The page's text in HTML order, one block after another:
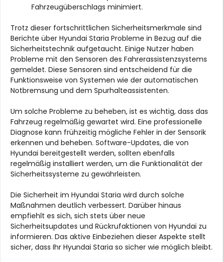
Fahrzeugüberschlags minimiert.
Trotz dieser fortschrittlichen Sicherheitsmerkmale sind
Berichte über Hyundai Staria Probleme in Bezug auf die
Sicherheitstechnik aufgetaucht. Einige Nutzer haben
Probleme mit den Sensoren des Fahrerassistenzsystems
gemeldet. Diese Sensoren sind entscheidend für die
Funktionsweise von Systemen wie der automatischen
Notbremsung und dem Spurhalteassistenten.
Um solche Probleme zu beheben, ist es wichtig, dass das
Fahrzeug regelmäßig gewartet wird. Eine professionelle
Diagnose kann frühzeitig mögliche Fehler in der Sensorik
erkennen und beheben. Software-Updates, die von
Hyundai bereitgestellt werden, sollten ebenfalls
regelmäßig installiert werden, um die Funktionalität der
Sicherheitssysteme zu gewährleisten.
Die Sicherheit im Hyundai Staria wird durch solche
Maßnahmen deutlich verbessert. Darüber hinaus
empfiehlt es sich, sich stets über neue
Sicherheitsupdates und Rückrufaktionen von Hyundai zu
informieren. Das aktive Einbeziehen dieser Aspekte stellt
sicher, dass Ihr Hyundai Staria so sicher wie möglich bleibt.